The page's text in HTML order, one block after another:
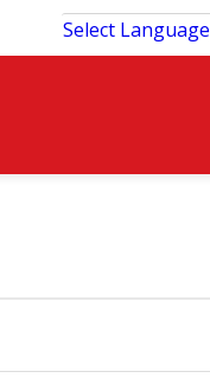
Select Language